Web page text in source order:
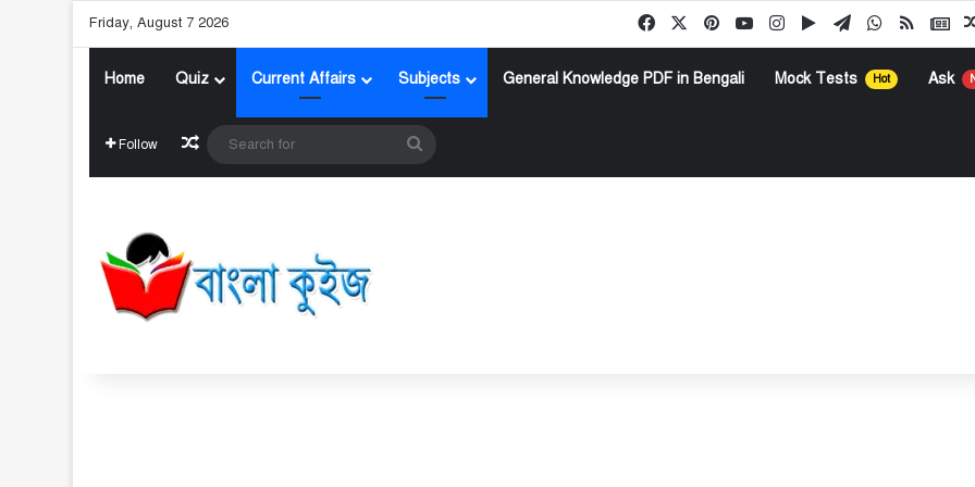
Friday, August 7 2026 FacebookPinterestYouTubeInstagramGoogle Play
TelegramWhatsApp
RSS
Home Quiz Current Affairs Subjects General Knowledge PDF in Bengali Mock Tests Hot Ask
Follow Random Article
for